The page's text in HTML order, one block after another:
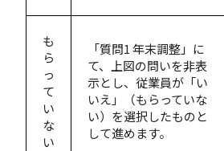
も
ら
っ
て
い
な
い
「質問1 年末調整」に
て、上図の問いを非表
示とし、従業員が「い
いえ」（もらっていな
い）を選択したものと
して進めます。